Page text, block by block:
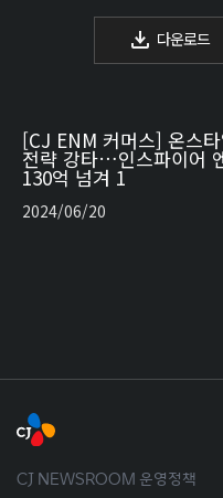
다운로드
[CJ ENM 커머스] 온스
전략 강타…인스파이어
130억 넘겨 1
2024/06/20
CJ NEWSROOM 운영정책